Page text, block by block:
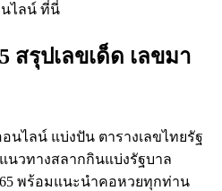
ไลน์ ที่นี่
สรุปเลขเด็ด เลขมา
อนไลน์ แบ่งปัน ตารางเลขไทยรัฐ
นวทางสลากกินแบ่งรัฐบาล
พร้อมแนะนำคอหวยทุกท่าน